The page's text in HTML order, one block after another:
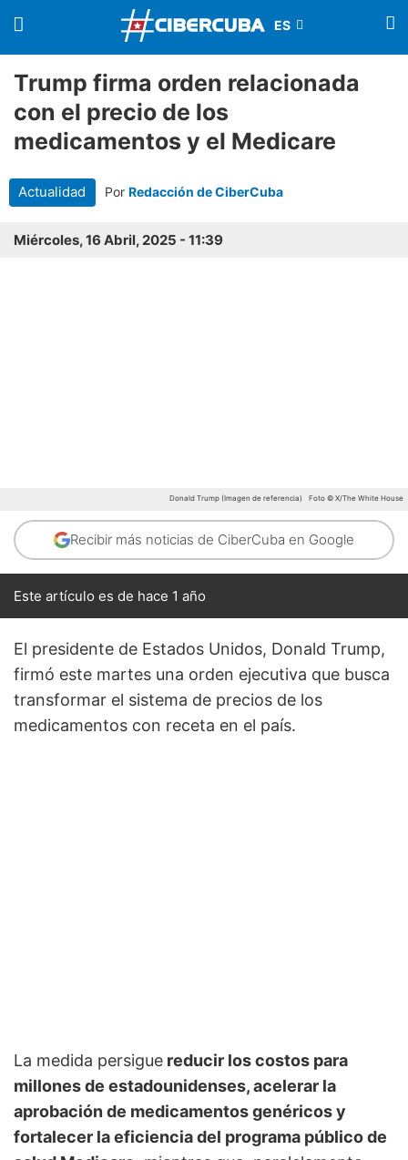
Trump firma orden relacionada
con el precio de los
medicamentos y el Medicare
Actualidad Por Redacción de CiberCuba
Miércoles, 16 Abril, 2025 - 11:39
Donald Trump (Imagen de referencia) Foto © X/The White House
Recibir más noticias de CiberCuba en Google
Este artículo es de hace 1 año
El presidente de Estados Unidos, Donald Trump,
firmó este martes una orden ejecutiva que busca
transformar el sistema de precios de los
medicamentos con receta en el país.
La medida persigue reducir los costos para
millones de estadounidenses, acelerar la
aprobación de medicamentos genéricos y
fortalecer la eficiencia del programa público de